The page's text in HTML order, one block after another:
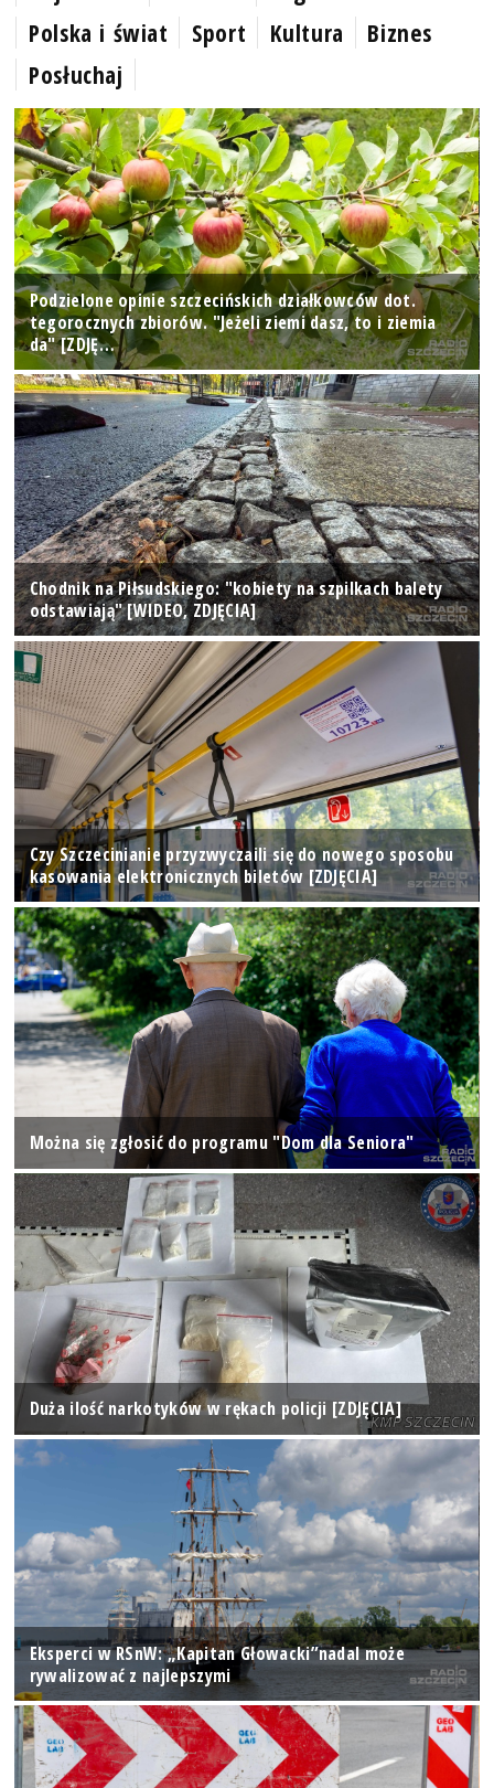
Polska i świat
Sport Kultura
Biznes
Posłuchaj
Podzielone opinie szczecińskich działkowców dot.
tegorocznych zbiorów. "Jeżeli ziemi dasz, to i ziemia
da" [ZDJĘ…
Chodnik na Piłsudskiego: "kobiety na szpilkach balety
odstawiają" [WIDEO, ZDJĘCIA]
Czy Szczecinianie przyzwyczaili się do nowego sposobu
kasowania elektronicznych biletów [ZDJĘCIA]
Można się zgłosić do programu "Dom dla Seniora"
Duża ilość narkotyków w rękach policji [ZDJĘCIA]
Eksperci w RSnW: „Kapitan Głowacki”nadal może
rywalizować z najlepszymi